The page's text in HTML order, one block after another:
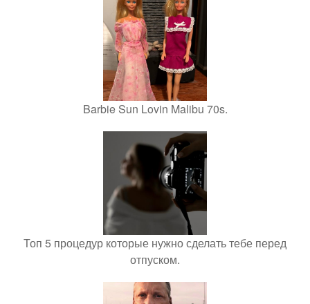
Barbie Sun Lovin Malibu 70s.
Топ 5 процедур которые нужно сделать тебе перед
отпуском.